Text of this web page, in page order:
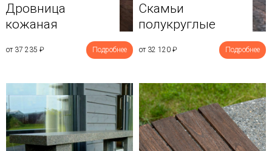
Дровница
кожаная
от 37 235 ₽ Подробнее
Скамьи
полукруглые
от 32 120 ₽ Подробнее